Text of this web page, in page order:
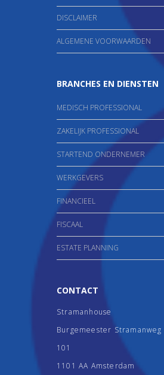
DISCLAIMER
ALGEMENE VOORWAARDEN
BRANCHES EN DIENSTEN
MEDISCH PROFESSIONAL
ZAKELIJK PROFESSIONAL
STARTEND ONDERNEMER
WERKGEVERS
FINANCIEEL
FISCAAL
ESTATE PLANNING
CONTACT
Stramanhouse
Burgemeester Stramanweg
101
1101 AA Amsterdam